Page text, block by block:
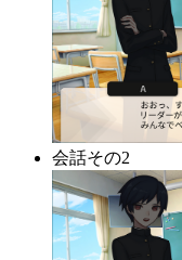
会話その2